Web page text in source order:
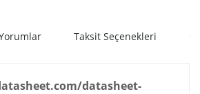
Taksit Seçenekleri
datasheet-